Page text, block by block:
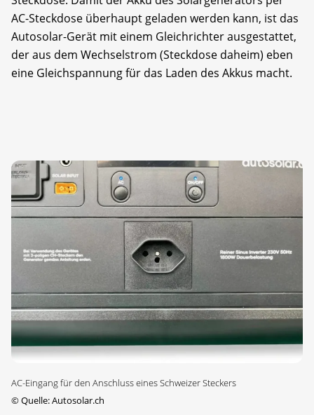
AC-Steckdose überhaupt geladen werden kann, ist das
Autosolar-Gerät mit einem Gleichrichter ausgestattet,
der aus dem Wechselstrom (Steckdose daheim) eben
eine Gleichspannung für das Laden des Akkus macht.
AC-Eingang für den Anschluss eines Schweizer Steckers
©Quelle: Autosolar.ch